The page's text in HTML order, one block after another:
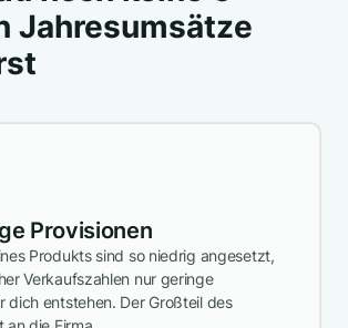
Jahresumsätze
Provisionen
Produkts sind so niedrig angesetzt,
Verkaufszahlen nur geringe
dich entstehen. Der Großteil des